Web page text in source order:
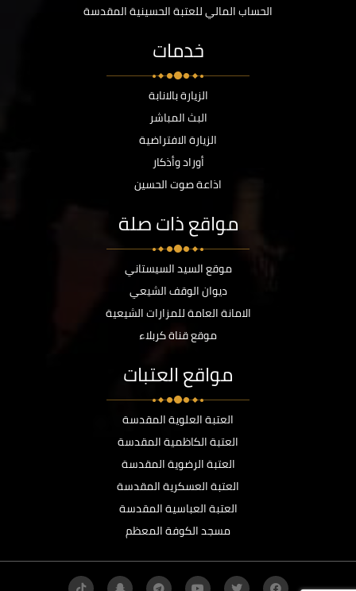
الحساب المالي للعتبة الحسينية المقدسة
خدمات
الزيارة بالانابة
البث المباشر
الزيارة الافتراضية
أوراد وأذكار
اذاعة صوت الحسين
مواقع ذات صلة
موقع السيد السيستاني
ديوان الوقف الشيعي
الامانة العامة للمزارات الشيعية
موقع قناة كربلاء
مواقع العتبات
العتبة العلوية المقدسة
العتبة الكاظمية المقدسة
العتبة الرضوية المقدسة
العتبة العسكرية المقدسة
العتبة العباسية المقدسة
مسجد الكوفة المعظم